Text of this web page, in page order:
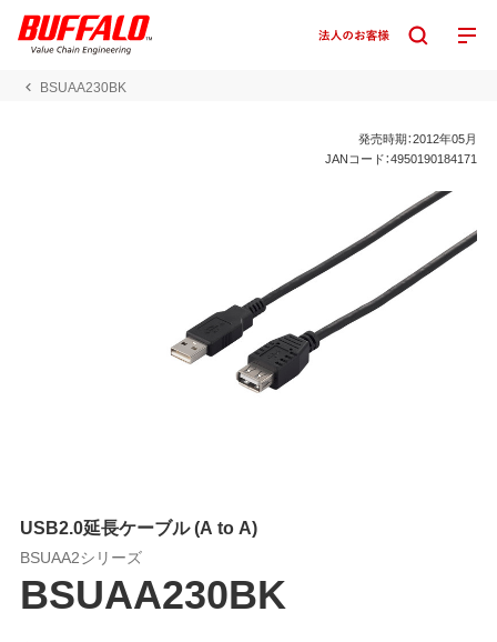
BSUAA230BK
発売時期：2012年05月
JANコード：4950190184171
USB2.0延長ケーブル (A to A)
BSUAA2シリーズ
BSUAA230BK